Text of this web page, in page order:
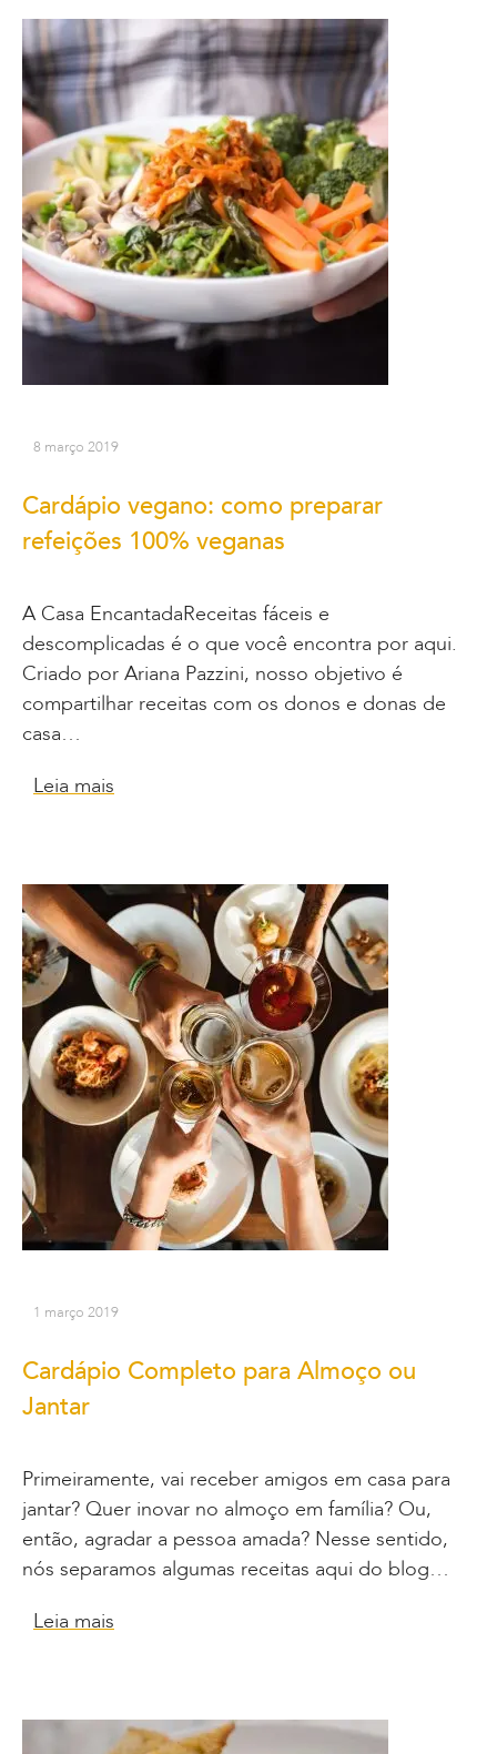
8 março 2019
Cardápio vegano: como preparar
refeições 100% veganas
A Casa EncantadaReceitas fáceis e
descomplicadas é o que você encontra por aqui.
Criado por Ariana Pazzini, nosso objetivo é
compartilhar receitas com os donos e donas de
casa…
Leia mais
1 março 2019
Cardápio Completo para Almoço ou
Jantar
Primeiramente, vai receber amigos em casa para
jantar? Quer inovar no almoço em família? Ou,
então, agradar a pessoa amada? Nesse sentido,
nós separamos algumas receitas aqui do blog…
Leia mais